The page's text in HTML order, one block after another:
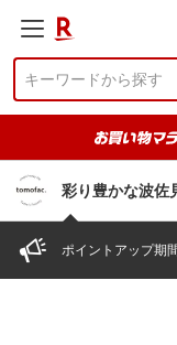
彩り豊かな波佐
ポイントアップ期